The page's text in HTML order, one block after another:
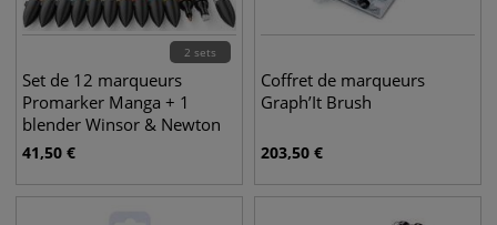
2 sets
Set de 12 marqueurs
Promarker Manga + 1
blender Winsor & Newton
41,50 €
Coffret de marqueurs
Graph’It Brush
203,50 €